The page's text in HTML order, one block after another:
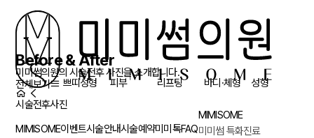
시술전후사진
MIMISOME이벤트시술안내시술예약미미톡FAQ
MIMISOME
미미썸 특화진료
Before & After
미미썸의원의 시술전후 사진을 소개합니다.
전체보기
쁘띠성형 피부 리프팅 바디·체형 성형